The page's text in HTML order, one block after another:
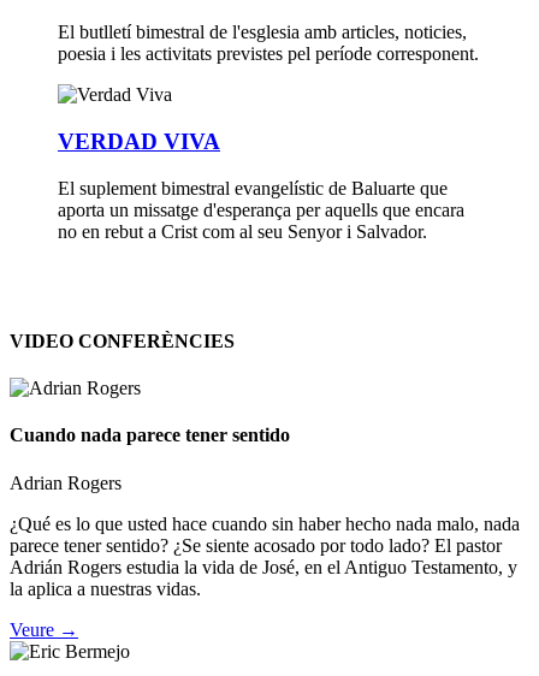
El butlletí bimestral de l'esglesia amb articles, noticies,
poesia i les activitats previstes pel període corresponent.
VERDAD VIVA
El suplement bimestral evangelístic de Baluarte que
aporta un missatge d'esperança per aquells que encara
no en rebut a Crist com al seu Senyor i Salvador.
VIDEO CONFERÈNCIES
Cuando nada parece tener sentido
Adrian Rogers
¿Qué es lo que usted hace cuando sin haber hecho nada malo, nada
parece tener sentido? ¿Se siente acosado por todo lado? El pastor
Adrián Rogers estudia la vida de José, en el Antiguo Testamento, y
la aplica a nuestras vidas.
Veure →